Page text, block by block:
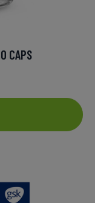
CAPS